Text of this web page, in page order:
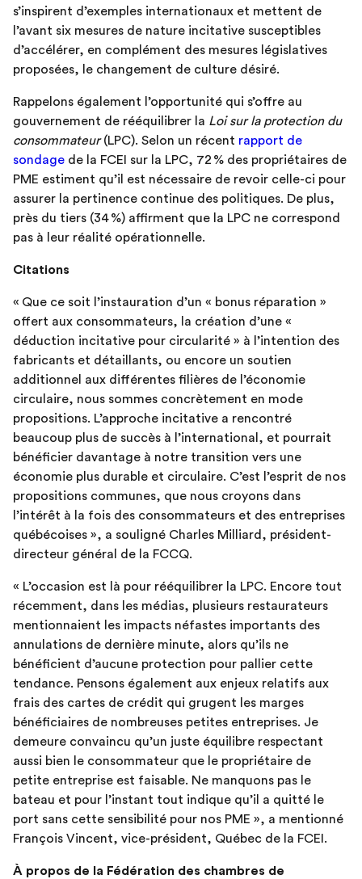
s’inspirent d’exemples internationaux et mettent de
l’avant six mesures de nature incitative susceptibles
d’accélérer, en complément des mesures législatives
proposées, le changement de culture désiré.
Rappelons également l’opportunité qui s’offre au
gouvernement de rééquilibrer la Loi sur la protection du
consommateur(LPC). Selon un récent rapport de
sondage de la FCEI sur la LPC, 72 % des propriétaires de
PME estiment qu’il est nécessaire de revoir celle-ci pour
assurer la pertinence continue des politiques. De plus,
près du tiers (34 %) affirment que la LPC ne correspond
pas à leur réalité opérationnelle.
Citations
« Que ce soit l’instauration d’un « bonus réparation »
offert aux consommateurs, la création d’une «
déduction incitative pour circularité » à l’intention des
fabricants et détaillants, ou encore un soutien
additionnel aux différentes filières de l’économie
circulaire, nous sommes concrètement en mode
propositions. L’approche incitative a rencontré
beaucoup plus de succès à l’international, et pourrait
bénéficier davantage à notre transition vers une
économie plus durable et circulaire. C’est l’esprit de nos
propositions communes, que nous croyons dans
l’intérêt à la fois des consommateurs et des entreprises
québécoises », a souligné Charles Milliard, président-
directeur général de la FCCQ.
« L’occasion est là pour rééquilibrer la LPC. Encore tout
récemment, dans les médias, plusieurs restaurateurs
mentionnaient les impacts néfastes importants des
annulations de dernière minute, alors qu’ils ne
bénéficient d’aucune protection pour pallier cette
tendance. Pensons également aux enjeux relatifs aux
frais des cartes de crédit qui grugent les marges
bénéficiaires de nombreuses petites entreprises. Je
demeure convaincu qu’un juste équilibre respectant
aussi bien le consommateur que le propriétaire de
petite entreprise est faisable. Ne manquons pas le
bateau et pour l’instant tout indique qu’il a quitté le
port sans cette sensibilité pour nos PME », a mentionné
François Vincent, vice-président, Québec de la FCEI.
À propos de la Fédération des chambres de